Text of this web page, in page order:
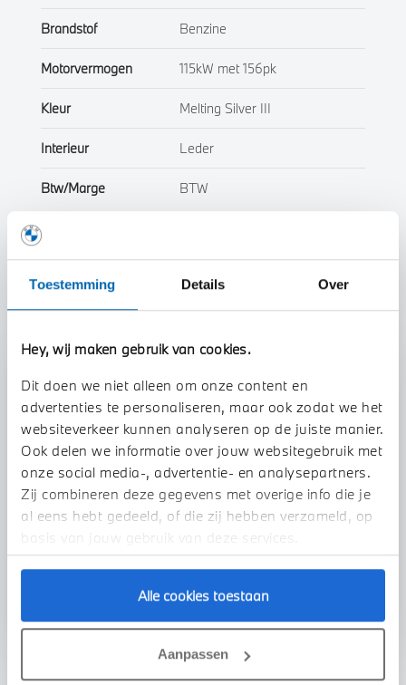
Toestemming Details Over
Hey, wij maken gebruik van cookies.
Dit doen we niet alleen om onze content en
advertenties te personaliseren, maar ook zodat we het
websiteverkeer kunnen analyseren op de juiste manier.
Ook delen we informatie over jouw websitegebruik met
onze social media-, advertentie- en analysepartners.
Zij combineren deze gegevens met overige info die je
al eens hebt gedeeld, of die zij hebben verzameld, op
basis van jouw gebruik van deze services.
Alle cookies toestaan
Aanpassen
Uw auto inruilen?
Voorstel aanvragen
Brandstof Benzine
Motorvermogen 115kW met 156pk
Kleur Melting Silver III
Interieur Leder
Btw/Marge BTW
Toon alle eigenschappen